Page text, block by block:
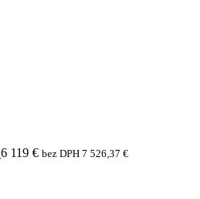
6 119 € bez DPH 7 526,37 €